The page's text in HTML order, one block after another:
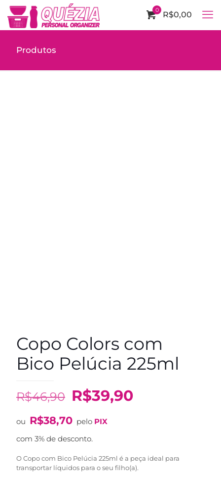
0 R$0,00
Produtos
Copo Colors com
Bico Pelúcia 225ml
R$46,90 O
original
era:
R$46,90.
R$39,90O
R$39,90.
ou R$38,70 pelo PIX
com 3% de desconto.
O Copo com Bico Pelúcia 225ml é a peça ideal para
transportar líquidos para o seu filho(a).